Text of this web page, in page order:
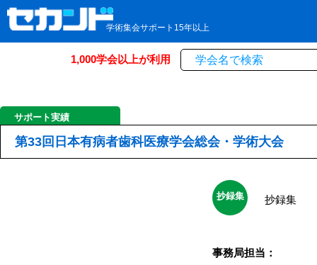
学術集会サポート15年以上
1,000学会以上が利用
サポート実績
第33回日本有病者歯科医療学会総会・学術大会
抄録集 抄録集
事務局担当：